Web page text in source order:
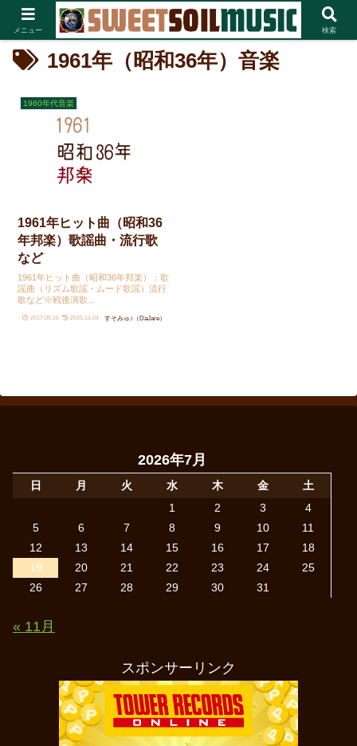
1961年（昭和36年）音楽
1960年代音楽
1961年ヒット曲（昭和36
年邦楽）歌謡曲・流行歌
など
1961年ヒット曲（昭和36年邦楽）：歌
謡曲（リズム歌謡・ムード歌謡）流行
歌など※戦後演歌...
2017.05.15 2025.11.04 すそみゅ♪（DaJare）
2026年7月
日 月 火 水 木 金
土
1
2 3
4
5
6 7 8 9 10
11
12
13 14 15 16 17
18
19
20 21 22 23 24
25
26
27 28 29 30 31
« 11月
スポンサーリンク
メニュー 検索